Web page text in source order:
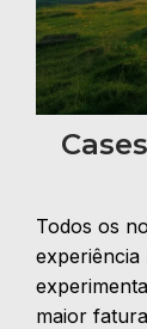
Todos os
experiência
maior